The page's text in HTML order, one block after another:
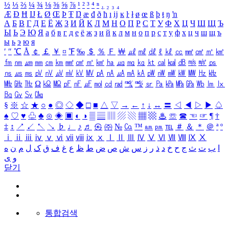
½ ⅓ ⅔ ¼ ¾ ⅛ ⅜ ⅝ ⅞ ¹ ² ³ ⁴ ⁿ ₁ ₂ ₃ ₄
Æ Ð Ħ Ĳ Ł Ø Œ Þ Ŧ Ŋ æ đ ð ħ ı ĳ ĸ ŀ ł ø œ ß þ ŧ ŋ ŉ
А Б В Г Д Е Ё Ж З И Й К Л М Н О П Р С Т У Ф Х Ц Ч Ш Щ Ъ
Ы Ь Э Ю Я а б в г д е ё ж з и й к л м н о п р с т у ф х ц ч ш щ ъ
ы ь э ю я
′ ″ ℃ Å ￠ ￡ ￥ ¤ ℉ ‰ ＄ ％ Ｆ ￦ ㎕ ㎖ ㎗ ℓ ㎘ ㏄ ㎣ ㎤ ㎥ ㎦
㎙ ㎚ ㎛ ㎜ ㎝ ㎞ ㎟ ㎠ ㎡ ㎢ ㏊ ㎍ ㎎ ㎏ ㏏ ㎈ ㎉ ㏈ ㎧ ㎨ ㎰
㎱ ㎲ ㎳ ㎴ ㎵ ㎶ ㎷ ㎸ ㎹ ㎀ ㎁ ㎂ ㎃ ㎄ ㎺ ㎻ ㎽ ㎾ ㎿ ㎐ ㎑
㎒ ㎓ ㎔ Ω ㏀ ㏁ ㎊ ㎋ ㎌ ㏖ ㏅ ㎭ ㎮ ㎯ ㏛ ㎩ ㎪ ㎫ ㎬ ㏝ ㏐
㏓
㏃ ㏉ ㏜ ㏆
§ ※ ☆ ★ ○ ● ◎ ◇ ◆ □ ■ △ ▽ → ← ↑ ↓ ↔ 〓 ◁ ◀ ▷ ▶ ♤
♠ ♡ ♥ ♧ ♣ ⊙ ◈ ▣ ◐ ◑ ▒ ▤ ▨ ▧ ▦ ▩ ♨ ☏ ☎ ☜ ☞ ¶ †
‡ ↕ ↗ ↙ ↖ ↘ ♭ ♩ ♪ ♬ ㉿ ㈜ № ㏇ ™ ㏂ ㏘ ℡ ＃ ＆ ＊ ＠ ª º
ⅰ
ⅱ ⅲ ⅳ ⅴ ⅵ ⅶ ⅷ ⅸ ⅹ Ⅳ Ⅴ Ⅵ Ⅶ Ⅷ Ⅸ Ⅹ
ب ت ث ج ح خ د ذ ر ز س ش ص ض ط ظ ع غ ف ق ک ل م ن ه
و ی
닫기
통합검색